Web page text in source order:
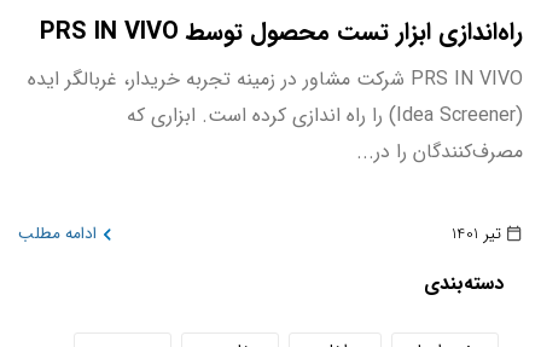
راه‌اندازی ابزار تست محصول توسط PRS IN VIVO
PRS IN VIVO شرکت مشاور در زمینه تجربه خریدار، غربالگر ایده
(Idea Screener) را راه اندازی کرده است. ابزاری که
مصرف‌کنندگان را در...
تیر 1401 ادامه مطلب
دسته‌بندی